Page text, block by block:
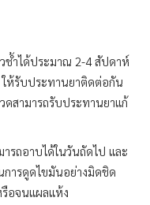
ช้ำได้ประมาณ 2-4 สัปดาห์
ให้รับประทานยาติดต่อกัน
ดสามารถรับประทานยาแก้
รถอาบได้ในวันถัดไป และ
ารดูดไขมันอย่างมิดชิด
รือจนแผลแห้ง